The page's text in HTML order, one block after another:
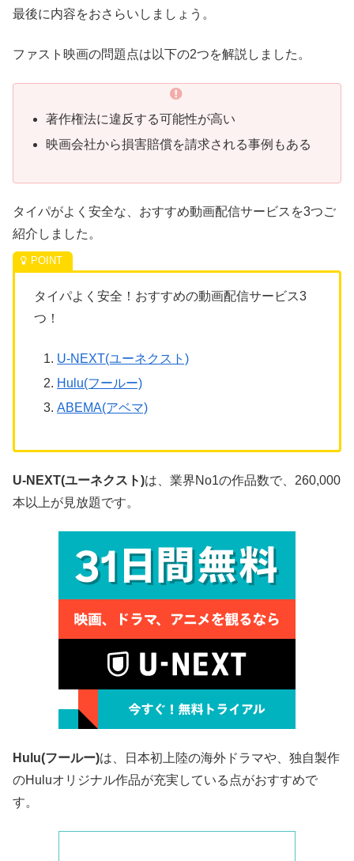
最後に内容をおさらいしましょう。
ファスト映画の問題点は以下の2つを解説しました。
著作権法に違反する可能性が高い
映画会社から損害賠償を請求される事例もある
タイパがよく安全な、おすすめ動画配信サービスを3つご
紹介しました。
タイパよく安全！ おすすめの動画配信サービス3
つ！
U-NEXT(ユーネクスト)
Hulu(フールー)
ABEMA(アベマ)
U-NEXT(ユーネクスト)は、業界No1の作品数で、260,000
本以上が見放題です。
Hulu(フールー)は、日本初上陸の海外ドラマや、独自製作
のHuluオリジナル作品が充実している点がおすすめで
す。